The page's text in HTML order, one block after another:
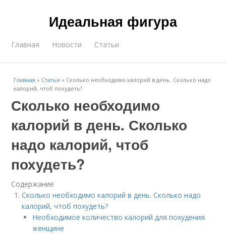
Идеальная фигура
Главная Новости Статьи
Главная » Статьи » Сколько необходимо калорий в день. Сколько надо
калорий, чтоб похудеть?
Сколько необходимо
калорий в день. Сколько
надо калорий, чтоб
похудеть?
Содержание
Сколько необходимо калорий в день. Сколько надо
калорий, чтоб похудеть?
Необходимое количество калорий для похудения
женщине